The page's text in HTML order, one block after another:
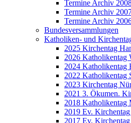
Termine Archiv
Termine Archiv
Termine Archiv
Bundesversammlungen
Katholiken- und
2025 Kirchentag
2026 Katholikentag
2024 Katholikentag
2022 Katholikentag
2023 Kirchentag
2021 3. Ökumen.
2018 Katholikentag
2019 Ev.
2017 Ev.